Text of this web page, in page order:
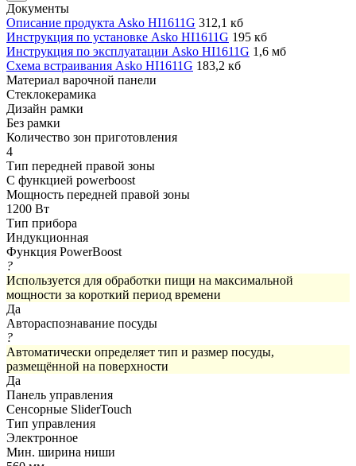
Документы
Описание продукта Asko HI1611G 312,1 кб
Инструкция по установке Asko HI1611G 195 кб
Инструкция по эксплуатации Asko HI1611G 1,6 мб
Схема встраивания Asko HI1611G 183,2 кб
Материал варочной панели
Стеклокерамика
Дизайн рамки
Без рамки
Количество зон приготовления
4
Тип передней правой зоны
С функцией powerboost
Мощность передней правой зоны
1200 Вт
Тип прибора
Индукционная
Функция PowerBoost
?
Используется для обработки пищи на максимальной
мощности за короткий период времени
Да
Автораспознавание посуды
?
Автоматически определяет тип и размер посуды,
размещённой на поверхности
Да
Панель управления
Сенсорные SliderTouch
Тип управления
Электронное
Мин. ширина ниши